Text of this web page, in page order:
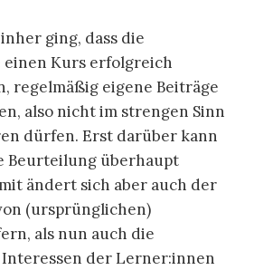
ging, dass die
Kurs erfolgreich
regelmäßig eigene Beiträge
also nicht im strengen Sinn
dürfen. Erst darüber kann
Beurteilung überhaupt
ändert sich aber auch der
(ursprünglichen)
als nun auch die
der Lerner:innen